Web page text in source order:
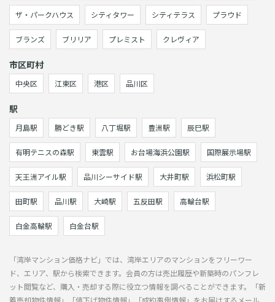
ザ・パークハウス シティタワー シティテラス プラウド
ブランズ ブリリア プレミスト クレヴィア
市区町村
中央区 江東区 港区 品川区
駅
月島駅 勝どき駅 八丁堀駅 豊洲駅 辰巳駅
有明テニスの森駅 東雲駅 お台場海浜公園駅 国際展示場駅
天王洲アイル駅 品川シーサイド駅 大井町駅 浜松町駅
田町駅 品川駅 大崎駅 五反田駅 高輪台駅
白金高輪駅 白金台駅
「湾岸マンション価格ナビ」では、湾岸エリアのマンションをフリーワー
ド、エリア、駅から検索できます。会員の方は売出履歴や新築時のパンフレ
ット閲覧など、購入・売却する際に役立つ情報を調べることができます。「新
着売却物件情報」「値下げ物件情報」「成約事例情報」をお届けするメール